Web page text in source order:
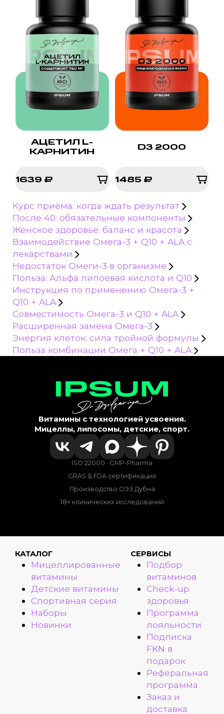
АЦЕТИЛ L-
КАРНИТИН
1639 ₽
1639 ₽
D3 2000
1485 ₽
1485 ₽
Курс приёма: когда ждать результат
После 40: обязательные компоненты
Женское здоровье: баланс и красота
Взаимодействие Омега-3 + Q10 + ALA с
лекарствами
Недостаток Омеги-3 в организме
Польза: Альфа липоевая кислота и Q10
Инструкция по применению Омега-3 +
Q10 + ALA
Совместимость Омега-3 и Q10 + ALA
Расширенная замена Омега-3
Энергия клеток: сила тройной формулы
Польза комбинации Омега + Q10 + ALA
Витамины с технологией усвоения.
Мицеллы, липосомы, детские, спорт.
ISO 22000 · GMP-Pharma
GRAS & FDA сертификация
Производство ОЭЗ Дубна
18+ клинических исследований
КАТАЛОГ
Мицеллированные
витамины
Детские витамины
Спортивная серия
Наборы
Новинки
СЕРВИСЫ
Подбор
витаминов
Check-up
здоровья
Программа
лояльности
Подписка
FKN в
подарок
Реферальная
программа
Заказ и
доставка